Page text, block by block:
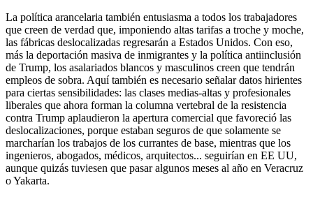
La política arancelaria también entusiasma a todos los trabajadores
que creen de verdad que, imponiendo altas tarifas a troche y moche,
las fábricas deslocalizadas regresarán a Estados Unidos. Con eso,
más la deportación masiva de inmigrantes y la política antiinclusión
de Trump, los asalariados blancos y masculinos creen que tendrán
empleos de sobra. Aquí también es necesario señalar datos hirientes
para ciertas sensibilidades: las clases medias-altas y profesionales
liberales que ahora forman la columna vertebral de la resistencia
contra Trump aplaudieron la apertura comercial que favoreció las
deslocalizaciones, porque estaban seguros de que solamente se
marcharían los trabajos de los currantes de base, mientras que los
ingenieros, abogados, médicos, arquitectos... seguirían en EE UU,
aunque quizás tuviesen que pasar algunos meses al año en Veracruz
o Yakarta.